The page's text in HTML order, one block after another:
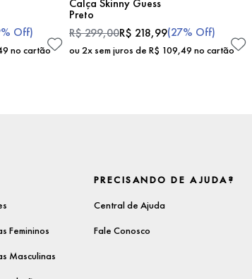
Off)
no cartão
Preto
R$299,00R$ 218,99(27% Off)
ou2x sem juros de R$ 109,49 no cartão
Femininos
Masculinas
PRECISANDO DE AJUDA?
Central de Ajuda
Fale Conosco